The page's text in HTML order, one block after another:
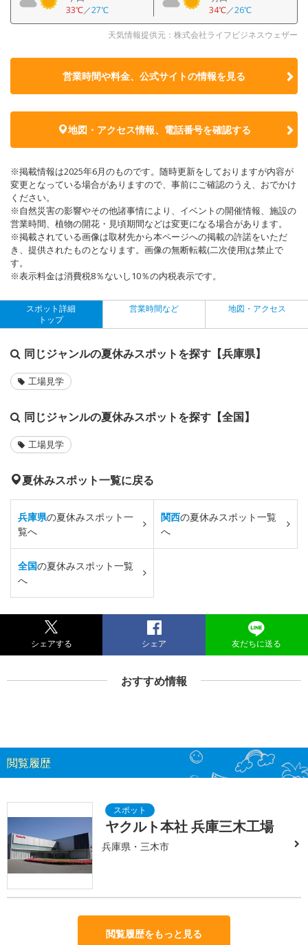
33℃／27℃ 34℃／26℃
天気情報提供元：株式会社ライフビジネスウェザー
営業時間や料金、公式サイトの情報を見る
地図・アクセス情報、電話番号を確認する
※掲載情報は2025年6月のものです。随時更新をしておりますが内容が
変更となっている場合がありますので、事前にご確認のうえ、おでかけ
ください。
※自然災害の影響やその他諸事情により、イベントの開催情報、施設の
営業時間、植物の開花・見頃期間などは変更になる場合があります。
※掲載されている画像は取材先から本ページへの掲載の許諾をいただ
き、提供されたものとなります。画像の無断転載(二次使用)は禁止で
す。
※表示料金は消費税8％ないし10％の内税表示です。
スポット詳細
トップ
営業時間など 地図・アクセス
同じジャンルの夏休みスポットを探す【兵庫県】
工場見学
同じジャンルの夏休みスポットを探す【全国】
工場見学
夏休みスポット一覧に戻る
兵庫県の夏休みスポット一
覧へ
関西の夏休みスポット一覧
へ
全国の夏休みスポット一覧
へ
シェアする シェア 友だちに送る
おすすめ情報
閲覧履歴
ヤクルト本社 兵庫三木工場
兵庫県・三木市
閲覧履歴をもっと見る